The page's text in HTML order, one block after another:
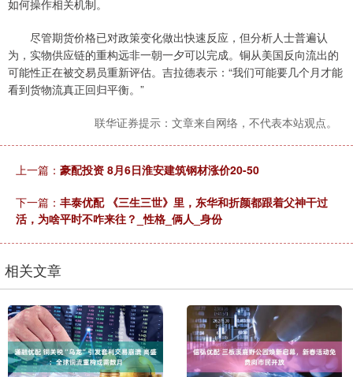
如何操作相关机制。
尽管期货价格已对政策变化做出快速反应，但分析人士普遍认
为，实物供应链的重构远非一朝一夕可以完成。铜从美国反向流出的
可能性正在被交易员重新评估。吉拉德表示：“我们可能要几个月才能
看到货物流真正回归平衡。”
联华证券提示：文章来自网络，不代表本站观点。
上一篇： 豪配投资 8月6日淮安建筑钢材涨价20-50
下一篇： 丰泰优配 《三生三世》里，东华和折颜都跟着父神干过
活，为啥平时不咋来往？_性格_俩人_身份
相关文章